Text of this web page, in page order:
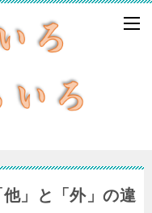
他」と「外」の違